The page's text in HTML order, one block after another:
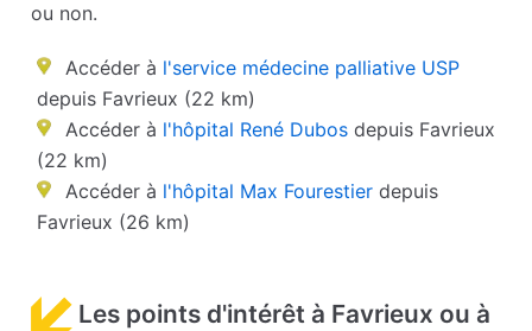
ou non.
Accéder à l'service médecine palliative USP
depuis Favrieux (22 km)
Accéder à l'hôpital René Dubos depuis Favrieux
(22 km)
Accéder à l'hôpital Max Fourestier depuis
Favrieux (26 km)
Les points d'intérêt à Favrieux ou à